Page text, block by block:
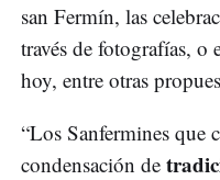
san Fermín, las
través de fotografías, o
hoy, entre otras
“Los Sanfermines que
condensación de